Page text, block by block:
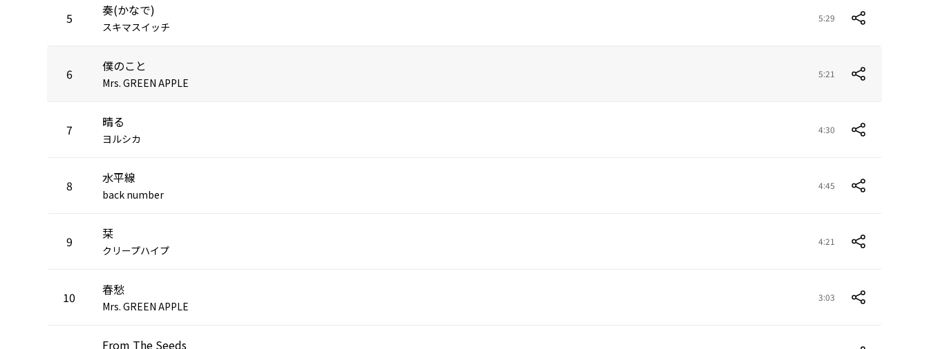
5 奏(かなで)
スキマスイッチ
5:29
6 僕のこと
Mrs. GREEN APPLE
5:21
7 晴る
ヨルシカ
4:30
8 水平線
back number
4:45
9 栞
クリープハイプ
4:21
10 春愁
Mrs. GREEN APPLE
3:03
From The Seeds